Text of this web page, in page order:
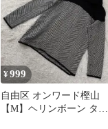
¥999
自由区 オンワード樫山
【M】ヘリンボーン ター